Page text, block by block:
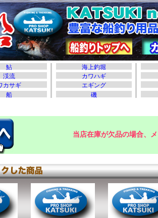
当店在庫が欠品の場合、